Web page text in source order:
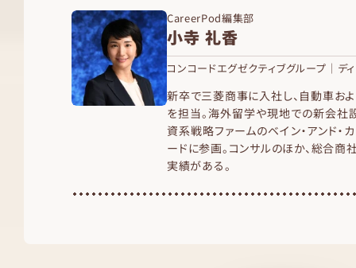
CareerPod編集部
小寺 礼香
コンコードエグゼクティブグループ｜デ
新卒で三菱商事に入社し、自動車お
を担当。海外留学や現地での新会社
資系戦略ファームのベイン・アンド・
ードに参画。コンサルのほか、総合
実績がある。